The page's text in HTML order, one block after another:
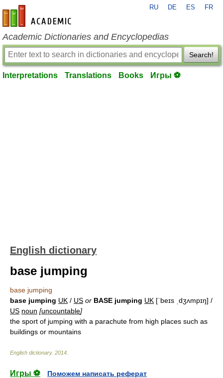
en-academic.com
RU DE ES FR
Academic Dictionaries and Encyclopedias
Search!
Interpretations Translations Books Игры ⚽
English dictionary
base jumping
base jumping
base jumping UK / US or BASE jumping UK [ˈbeɪs ˌdʒʌmpɪŋ] /
US noun [uncountable]
the sport of jumping with a parachute from high places such as
buildings or mountains
English dictionary. 2014
Игры ⚽
Поможем написать реферат